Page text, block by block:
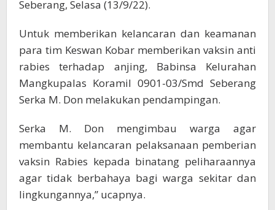
Seberang, Selasa (13/9/22).
Untuk memberikan kelancaran dan keamanan
para tim Keswan Kobar memberikan vaksin anti
rabies terhadap anjing, Babinsa Kelurahan
Mangkupalas Koramil 0901-03/Smd Seberang
Serka M. Don melakukan pendampingan.
Serka M. Don mengimbau warga agar
membantu kelancaran pelaksanaan pemberian
vaksin Rabies kepada binatang peliharaannya
agar tidak berbahaya bagi warga sekitar dan
lingkungannya,” ucapnya.